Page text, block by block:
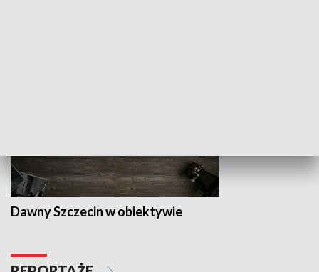
Dawny Szczecin w obiektywie